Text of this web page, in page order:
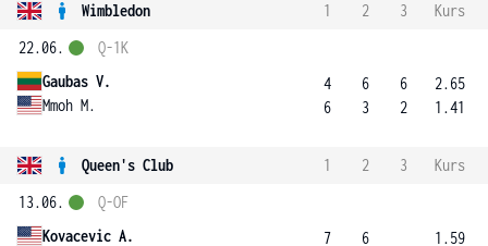
Wimbledon 1 2 3
Kurs
22.06.
Gaubas V.
Mmoh M.
Q-1K
4
6
6
3
6
2
2.65
1.41
Queen's Club 1 2 3
Kurs
13.06.
Kovacevic A.
Q-OF
7
6
1.59